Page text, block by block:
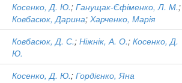
Косенко, Д. Ю.;Ганущак-Єфіменко, Л. М.;
Ковбасюк, Дарина;Харченко, Марія
Ковбасюк, Д. С.;Ніжнік, А. О.;Косенко, Д.
Ю.
Косенко, Д. Ю.;Гордієнко, Яна